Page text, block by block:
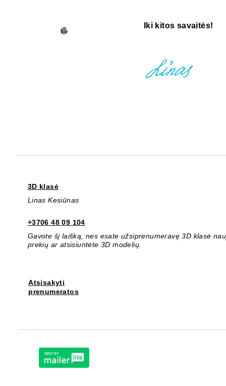
Iki kitos savaitės!
3D klasė
Linas Kesiūnas
+3706 48 09 104
Gavote šį laišką, nes esate užsiprenumeravę 3D klasė
prekių ar atsisiuntėte 3D modelių.
Atsisakyti
prenumeratos